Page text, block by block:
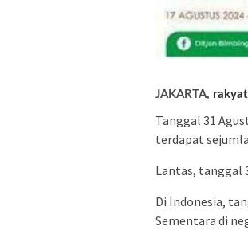
JAKARTA,
Tanggal 31
terdapat
Lantas, tanggal
Di Indonesia,
Sementara di